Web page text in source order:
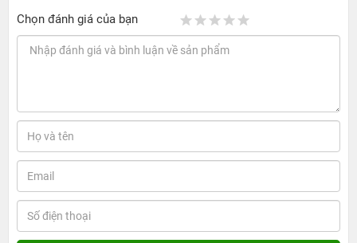
lượng bài tập mà nó sở hữu cùng kho âm nhạc cực lớn
Thiết kế không có sự thay đổi
44mm, bạn sẽ phải thất vọng nếu mong chờ sự bứt phá
trong thiết kế. Series 6 không có quá nhiều thay đổi về
thiết kế so với Series 5, thậm chí là Series 4 trước đó.
Chúng ta có thể xem nó như là bản nâng cấp nhẹ của
Apple Watch Series 5.
Chọn đánh giá của bạn